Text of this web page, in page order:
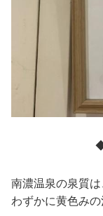
南濃温泉の泉質は
わずかに黄色みの